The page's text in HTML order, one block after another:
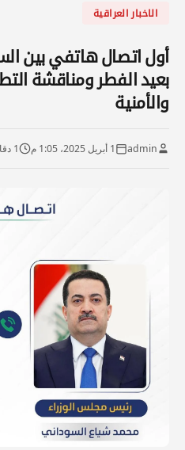
الاخبار العراقية
أول اتصال هاتفي بين
بعيد الفطر ومناقشة
والأمنية
admin 1 أبريل 2025، 1:05 م 1 دقائق قراءة